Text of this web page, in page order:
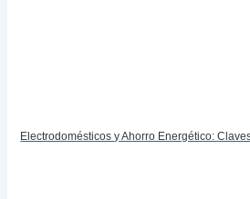
Electrodomésticos y Ahorro Energético: